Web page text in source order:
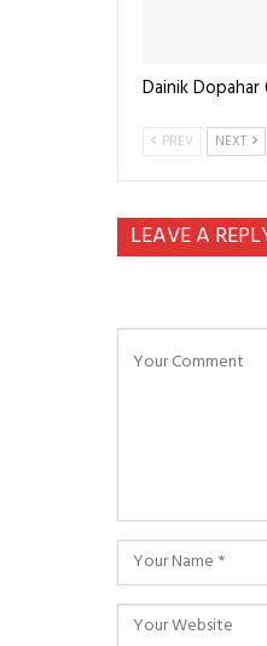
Dainik
PREV NEXT
LEAVE A